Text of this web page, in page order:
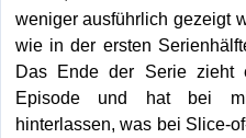
weniger ausführlich gezeigt
wie in der ersten
Das Ende der Serie zieht
Episode und hat bei
hinterlassen, was bei Slice-